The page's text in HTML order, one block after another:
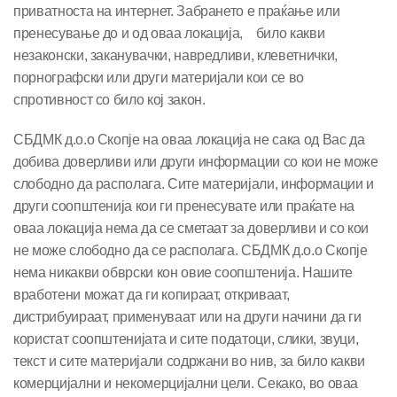
приватноста на интернет. Забрането е праќање или
пренесување до и од оваа локација, било какви
незаконски, заканувачки, навредливи, клеветнички,
порнографски или други материјали кои се во
спротивност со било кој закон.
СБДМК д.о.о Скопје на оваа локација не сака од Вас да
добива доверливи или други информации со кои не може
слободно да располага. Сите материјали, информации и
други соопштенија кои ги пренесувате или праќате на
оваа локација нема да се сметаат за доверливи и со кои
не може слободно да се располага. СБДМК д.о.о Скопје
нема никакви обврски кон овие соопштенија. Нашите
вработени можат да ги копираат, откриваат,
дистрибуираат, применуваат или на други начини да ги
користат соопштенијата и сите податоци, слики, звуци,
текст и сите материјали содржани во нив, за било какви
комерцијални и некомерцијални цели. Секако, во оваа